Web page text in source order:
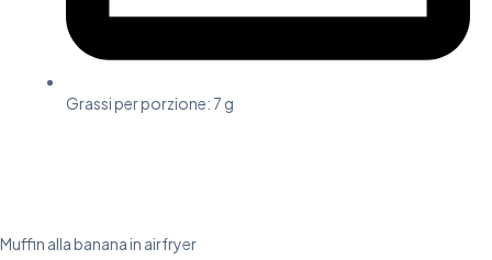
Grassi per porzione: 7 g
Muffin alla banana in airfryer